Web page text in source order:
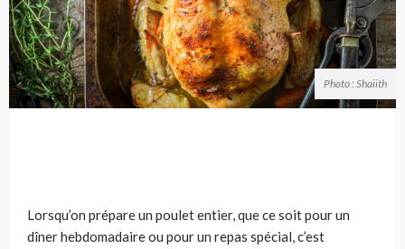
Photo : Shaiith
Lorsqu’on prépare un poulet entier, que ce soit pour un
dîner hebdomadaire ou pour un repas spécial, c’est